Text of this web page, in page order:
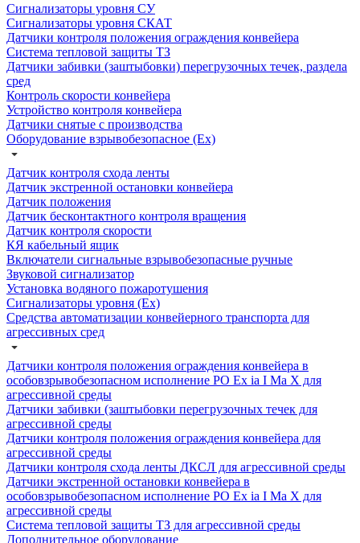
Сигнализаторы уровня СУ
Сигнализаторы уровня СКАТ
Датчики контроля положения ограждения конвейера
Система тепловой защиты ТЗ
Датчики забивки (заштыбовки) перегрузочных течек, раздела
сред
Контроль скорости конвейера
Устройство контроля конвейера
Датчики снятые с производства
Оборудование взрывобезопасное (Ex)
Датчик контроля схода ленты
Датчик экстренной остановки конвейера
Датчик положения
Датчик бесконтактного контроля вращения
Датчик контроля скорости
КЯ кабельный ящик
Включатели сигнальные взрывобезопасные ручные
Звуковой сигнализатор
Установка водяного пожаротушения
Сигнализаторы уровня (Ех)
Средства автоматизации конвейерного транспорта для
агрессивных сред
Датчики контроля положения ограждения конвейера в
особовзрывобезопасном исполнение РО Ех ia I Ма Х для
агрессивной среды
Датчики забивки (заштыбовки перегрузочных течек для
агрессивной среды
Датчики контроля положения ограждения конвейера для
агрессивной среды
Датчики контроля схода ленты ДКСЛ для агрессивной среды
Датчики экстренной остановки конвейера в
особовзрывобезопасном исполнение РО Ех ia I Ма Х для
агрессивной среды
Система тепловой защиты ТЗ для агрессивной среды
Дополнительное оборудование